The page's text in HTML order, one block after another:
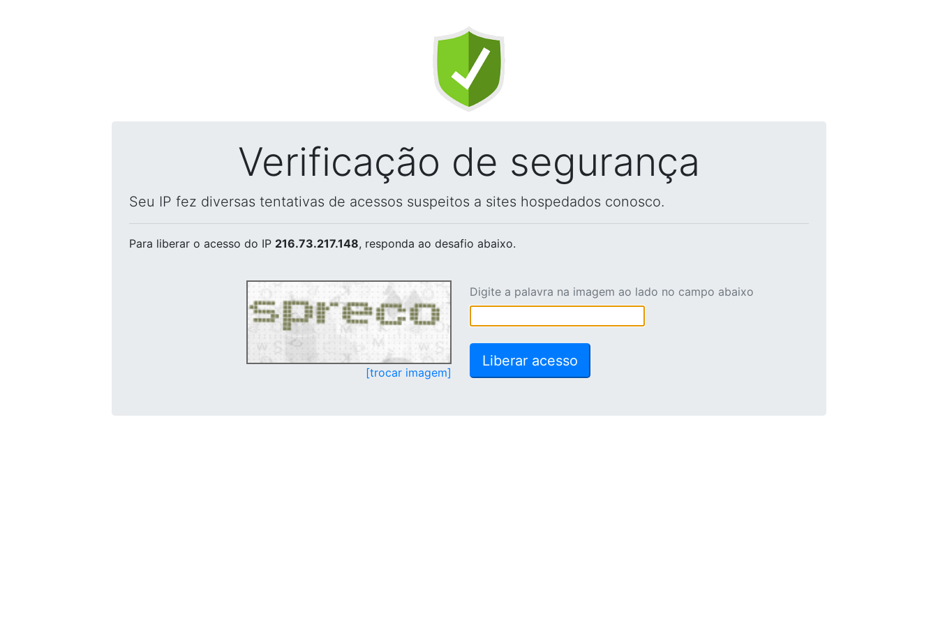
Verificação de segurança
Seu IP fez diversas tentativas de acessos suspeitos a sites hospedados conosco.
Para liberar o acesso do IP 216.73.217.148, responda ao desafio abaixo.
[trocar imagem]
Digite a palavra na imagem ao lado no campo abaixo